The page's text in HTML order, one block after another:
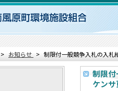
お知らせ 制限付一般競争入札の入札
制限
ケンサ